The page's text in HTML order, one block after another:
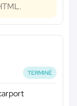
TERMINÉ